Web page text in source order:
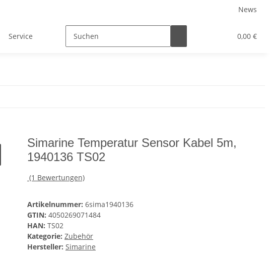
News
0,00 €
Service
Simarine Temperatur Sensor Kabel 5m,
1940136 TS02
(1 Bewertungen)
Artikelnummer: 6sima1940136
GTIN: 4050269071484
HAN: TS02
Kategorie: Zubehör
Hersteller: Simarine